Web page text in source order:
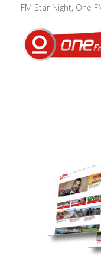
FM Star Night, One